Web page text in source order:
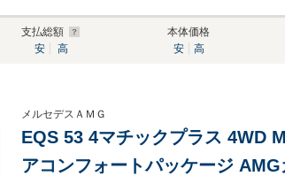
支払総額
安
高
本体価格
安
高
メルセデスＡＭＧ
EQS 53 4マチックプラス 4WD
アコンフォートパッケージ